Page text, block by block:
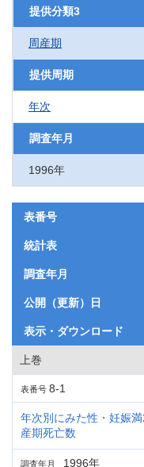
提供分類3
周産期
提供周期
年次
調査年月
1996年
表番号
統計表
調査年月
公開（更新）日
表示・ダウンロード
上巻
表番号 8-1
年次別にみた性・妊娠
産期死亡数
調査年月 1996年